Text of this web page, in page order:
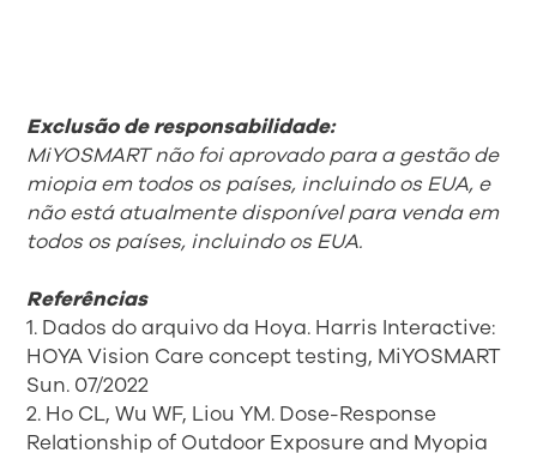
Exclusão de responsabilidade:
MiYOSMART não foi aprovado para a gestão de
miopia em todos os países, incluindo os EUA, e
não está atualmente disponível para venda em
todos os países, incluindo os EUA.
Referências
1. Dados do arquivo da Hoya. Harris Interactive:
HOYA Vision Care concept testing, MiYOSMART
Sun. 07/2022
2. Ho CL, Wu WF, Liou YM. Dose-Response
Relationship of Outdoor Exposure and Myopia